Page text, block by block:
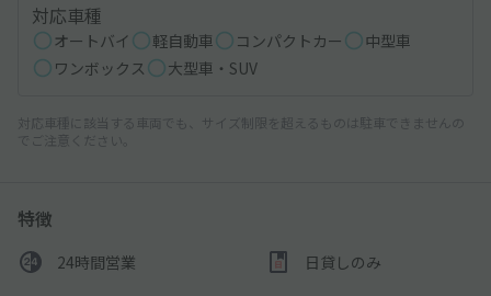
対応車種
オートバイ 軽自動車 コンパクトカー
中型車
ワンボックス
大型車・SUV
対応車種に該当する車両でも、サイズ制限を超えるものは駐車できませんの
でご注意ください。
特徴
24時間営業 日貸しのみ